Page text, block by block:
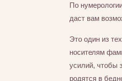
По
даст вам
Это один из
носителям
усилий, чтобы
родятся в